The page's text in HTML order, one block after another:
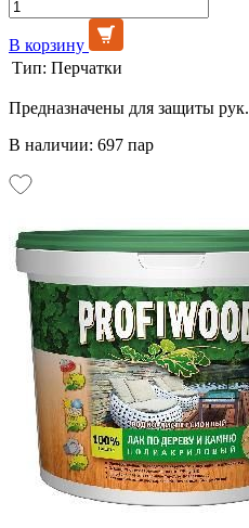
В корзину
Тип: Перчатки
Предназначены для защиты рук.
В наличии: 697 пар